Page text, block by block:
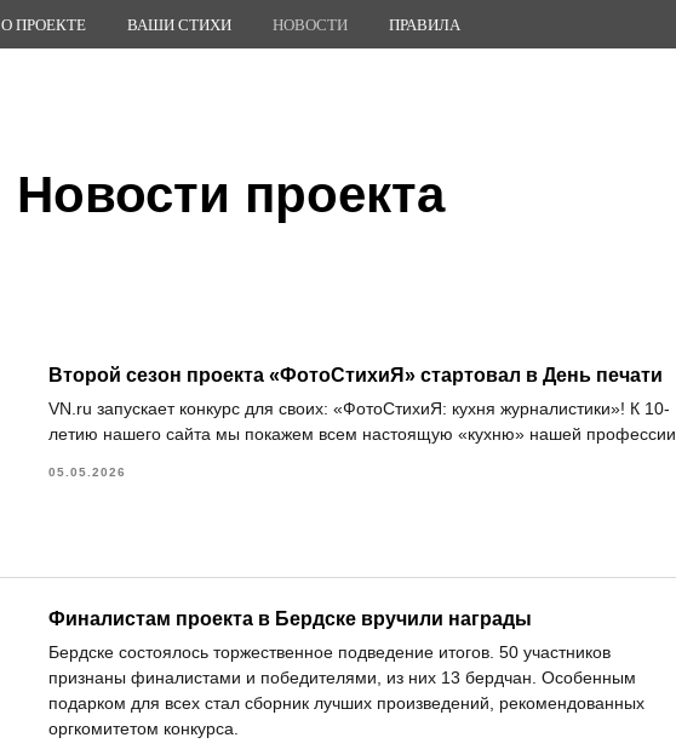
О ПРОЕКТЕ ВАШИ СТИХИ НОВОСТИ ПРАВИЛА
Новости проекта
Второй сезон проекта «ФотоСтихиЯ» стартовал в День печати
VN.ru запускает конкурс для своих: «ФотоСтихиЯ: кухня журналистики»! К 10-
летию нашего сайта мы покажем всем настоящую «кухню» нашей профессии.
05.05.2026
Финалистам проекта в Бердске вручили награды
Бердске состоялось торжественное подведение итогов. 50 участников
признаны финалистами и победителями, из них 13 бердчан. Особенным
подарком для всех стал сборник лучших произведений, рекомендованных
оргкомитетом конкурса.